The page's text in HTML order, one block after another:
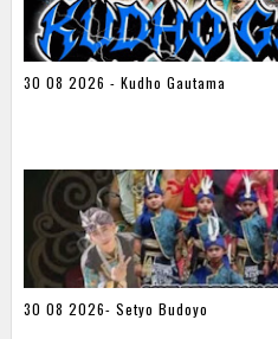
30 08 2026 - Kudho Gautama
30 08 2026- Setyo Budoyo